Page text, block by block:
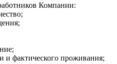
Компании:
и фактического проживания;